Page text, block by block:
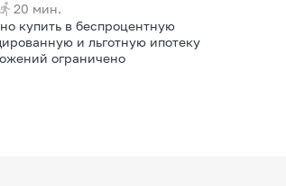
20 мин.
купить в беспроцентную
и льготную ипотеку
ограничено